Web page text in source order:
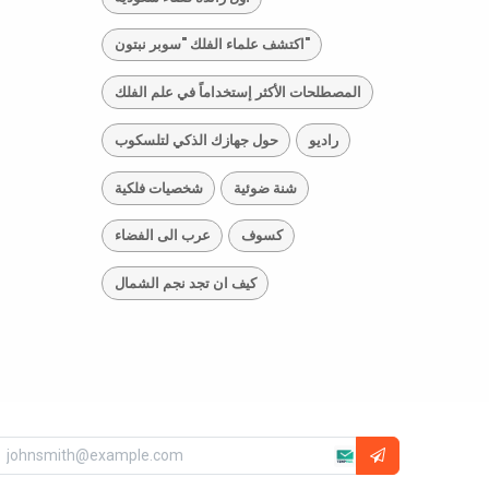
اكتشف علماء الفلك "سوبر نبتون"
المصطلحات الأكثر إستخداماً في علم الفلك
حول جهازك الذكي لتلسكوب راديو
شخصيات فلكية شنة ضوئية
عرب الى الفضاء كسوف
كيف ان تجد نجم الشمال